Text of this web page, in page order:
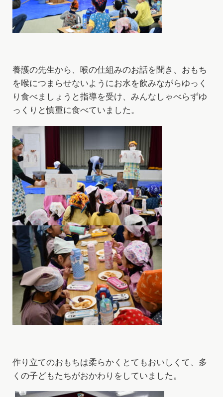
養護の先生から、喉の仕組みのお話を聞き、おもち
を喉につまらせないようにお水を飲みながらゆっく
り食べましょうと指導を受け、みんなしゃべらずゆ
っくりと慎重に食べていました。
作り立てのおもちは柔らかくとてもおいしくて、多
くの子どもたちがおかわりをしていました。